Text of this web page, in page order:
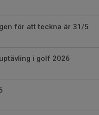
för att teckna är 31/5
i golf 2026